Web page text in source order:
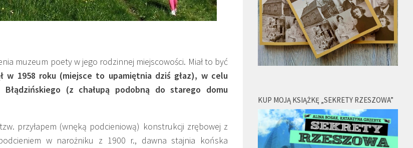
muzeum poety w jego rodzinnej miejscowości. Miał to być
w 1958 roku (miejsce to upamiętnia dziś głaz), w celu
(z chałupą podobną do starego domu
przyłapem (wnęką podcieniową) konstrukcji zrębowej z
w narożniku z 1900 r., dawna stajnia końska
KUP MOJĄ KSIĄŻKĘ „SEKRETY RZESZOWA”